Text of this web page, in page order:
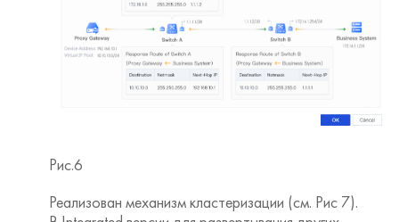
Рис.6
Реализован механизм кластеризации (см. Рис 7).